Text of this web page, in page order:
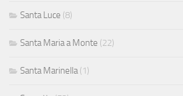
Santa Luce (8)
Santa Maria a Monte (22)
Santa Marinella (1)